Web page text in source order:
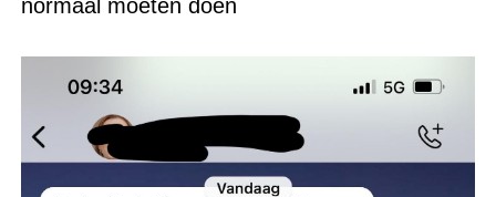
normaal moeten doen